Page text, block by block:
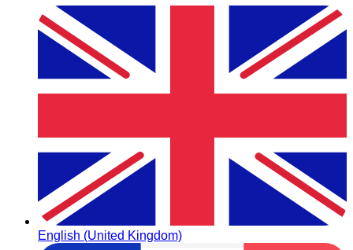
English (United Kingdom)